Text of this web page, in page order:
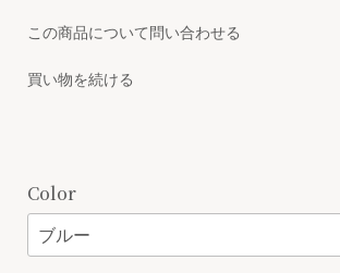
この商品について問い合わせる
買い物を続ける
Color